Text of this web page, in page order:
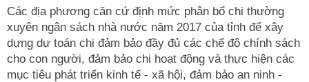
Các địa phương căn cứ định mức phân bổ chi thường
xuyên ngân sách nhà nước năm 2017 của tỉnh để xây
dựng dự toán chi đảm bảo đầy đủ các chế độ chính sách
cho con người, đảm bảo chi hoạt động và thực hiện các
mục tiêu phát triển kinh tế - xã hội, đảm bảo an ninh -